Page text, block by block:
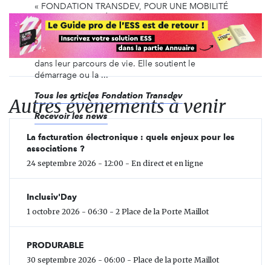
« FONDATION TRANSDEV, POUR UNE MOBILITÉ
SOCIALE ENGAGÉE » La Fondation Transdev
intervient dans le champ de la mobilité sociale, en
soutenant des initiatives qui permettent à des
personnes fragilisées d’évoluer et de progresser
dans leur parcours de vie. Elle soutient le
démarrage ou la ...
Tous les articles Fondation Transdev
Recevoir les news
Autres évènements à venir
La facturation électronique : quels enjeux pour les
associations ?
24 septembre 2026 - 12:00 - En direct et en ligne
Inclusiv'Day
1 octobre 2026 - 06:30 - 2 Place de la Porte Maillot
PRODURABLE
30 septembre 2026 - 06:00 - Place de la porte Maillot